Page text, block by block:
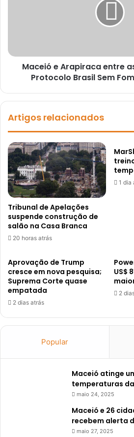
Maceió e Arapiraca entre
Protocolo Brasil Sem
Artigos relacionados
Tribunal de Apelações
suspende construção de
salão na Casa Branca
20 horas atrás
1 dia
Aprovação de Trump
cresce em nova pesquisa;
Suprema Corte quase
empatada
2 dias atrás
US$
2
Popular
Maceió atinge
temperaturas
maio 24, 2025
Maceió e 26
recebem alerta
maio 27, 2025